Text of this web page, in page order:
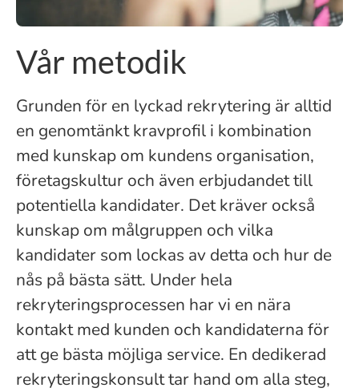
Vår metodik
Grunden för en lyckad rekrytering är alltid
en genomtänkt kravprofil i kombination
med kunskap om kundens organisation,
företagskultur och även erbjudandet till
potentiella kandidater. Det kräver också
kunskap om målgruppen och vilka
kandidater som lockas av detta och hur de
nås på bästa sätt. Under hela
rekryteringsprocessen har vi en nära
kontakt med kunden och kandidaterna för
att ge bästa möjliga service. En dedikerad
rekryteringskonsult tar hand om alla steg,